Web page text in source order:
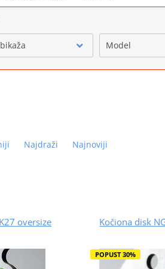
Model
Najdraži Najnoviji
oversize Kočiona disk
POPUST 30%